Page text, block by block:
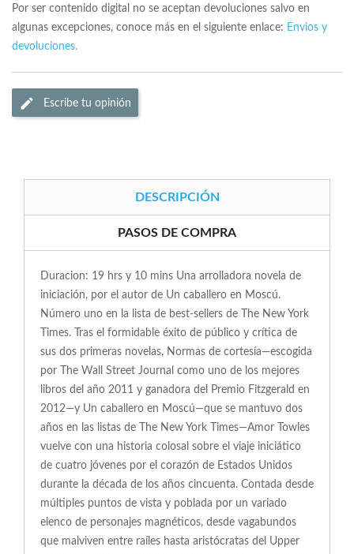
Por ser contenido digital no se aceptan devoluciones salvo en
algunas excepciones, conoce más en el siguiente enlace: Envios y
devoluciones.
Escribe tu opinión
DESCRIPCIÓN
PASOS DE COMPRA
Duracion: 19 hrs y 10 mins Una arrolladora novela de
iniciación, por el autor de Un caballero en Moscú.
Número uno en la lista de best-sellers de The New York
Times. Tras el formidable éxito de público y crítica de
sus dos primeras novelas, Normas de cortesía—escogida
por The Wall Street Journal como uno de los mejores
libros del año 2011 y ganadora del Premio Fitzgerald en
2012—y Un caballero en Moscú—que se mantuvo dos
años en las listas de The New York Times—Amor Towles
vuelve con una historia colosal sobre el viaje iniciático
de cuatro jóvenes por el corazón de Estados Unidos
durante la década de los años cincuenta. Contada desde
múltiples puntos de vista y poblada por un variado
elenco de personajes magnéticos, desde vagabundos
que malviven entre raíles hasta aristócratas del Upper